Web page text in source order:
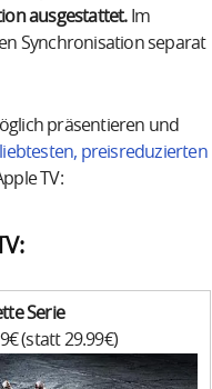
ausgestattet.Im
Synchronisation separat
präsentieren und
preisreduzierten
TV:
Serie
(statt 29.99€)